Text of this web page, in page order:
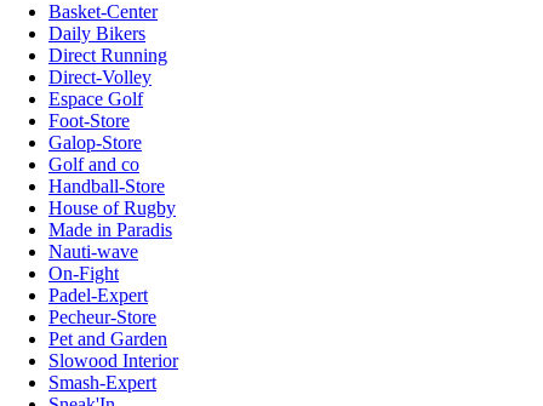
Basket-Center
Daily Bikers
Direct Running
Direct-Volley
Espace Golf
Foot-Store
Galop-Store
Golf and co
Handball-Store
House of Rugby
Made in Paradis
Nauti-wave
On-Fight
Padel-Expert
Pecheur-Store
Pet and Garden
Slowood Interior
Smash-Expert